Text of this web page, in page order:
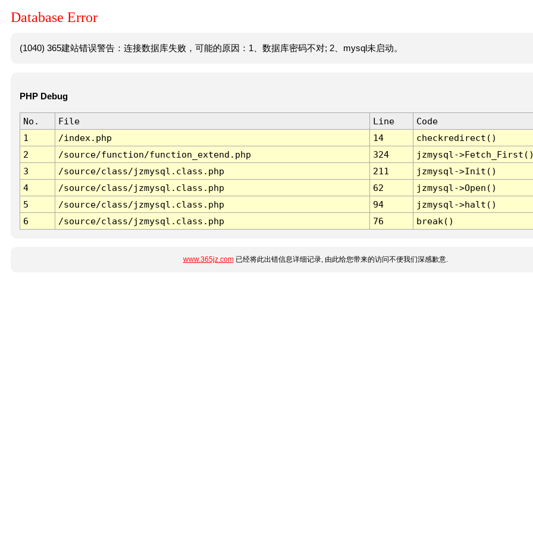
Database Error
(1040) 365建站错误警告：连接数据库失败，可能的原因：1、数据库密码不对; 2、mysql未启动。
PHP Debug
No. File Line
Code
1
/index.php 14
checkredirect()
2
/source/function/function_extend.php 324
jzmysql-
3
/source/class/jzmysql.class.php 211
jzmysql->Init()
4
/source/class/jzmysql.class.php 62
jzmysql->Open()
5
/source/class/jzmysql.class.php 94
jzmysql->halt()
6
/source/class/jzmysql.class.php 76 break()
www.365jz.com已经将此出错信息详细记录, 由此给您带来的访问不便我们深感歉意.